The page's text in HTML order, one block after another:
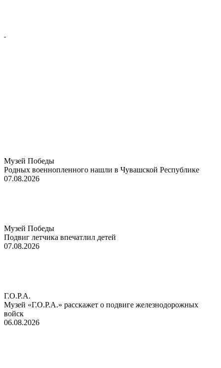
Музей Победы
Родных военнопленного нашли в Чувашской Республике
07.08.2026
Музей Победы
Подвиг летчика впечатлил детей
07.08.2026
Г.О.Р.А.
Музей «Г.О.Р.А.» расскажет о подвиге железнодорожных
войск
06.08.2026